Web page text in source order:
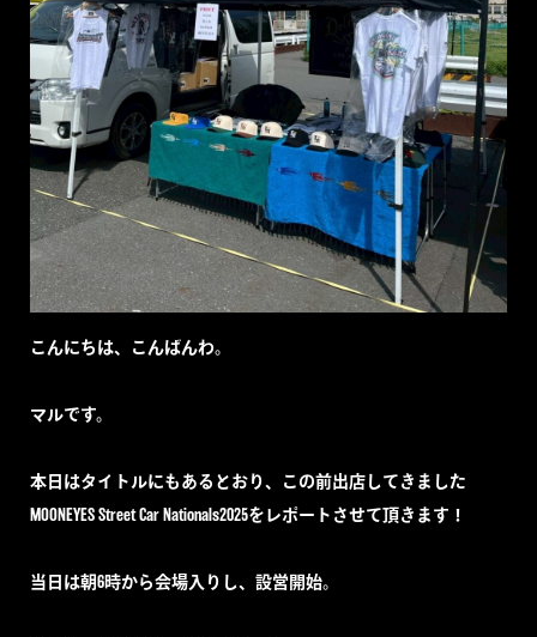
こんにちは、こんばんわ。
マルです。
本日はタイトルにもあるとおり、この前出店してきました
MOONEYES Street Car Nationals2025をレポートさせて頂きます！
当日は朝6時から会場入りし、設営開始。